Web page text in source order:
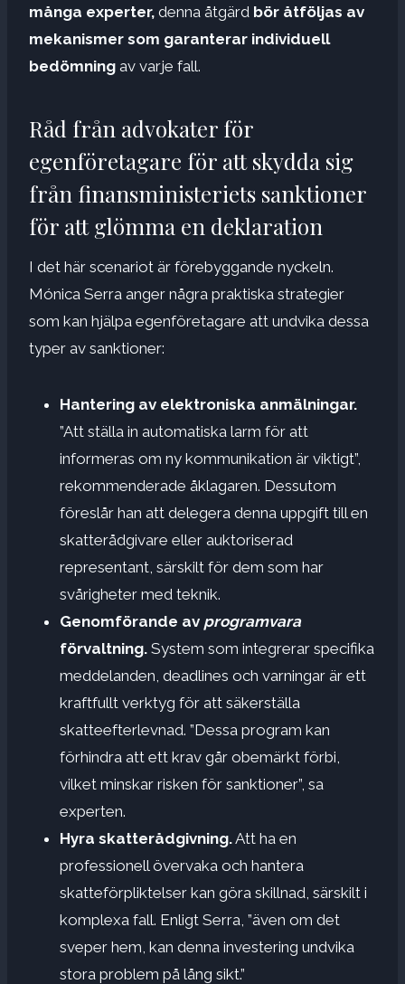
många experter, denna åtgärd bör åtföljas av
mekanismer som garanterar individuell
bedömning av varje fall.
Råd från advokater för
egenföretagare för att skydda sig
från finansministeriets sanktioner
för att glömma en deklaration
I det här scenariot är förebyggande nyckeln.
Mónica Serra anger några praktiska strategier
som kan hjälpa egenföretagare att undvika dessa
typer av sanktioner:
Hantering av elektroniska anmälningar.
”Att ställa in automatiska larm för att
informeras om ny kommunikation är viktigt”,
rekommenderade åklagaren. Dessutom
föreslår han att delegera denna uppgift till en
skatterådgivare eller auktoriserad
representant, särskilt för dem som har
svårigheter med teknik.
Genomförande av programvara
förvaltning. System som integrerar specifika
meddelanden, deadlines och varningar är ett
kraftfullt verktyg för att säkerställa
skatteefterlevnad. ”Dessa program kan
förhindra att ett krav går obemärkt förbi,
vilket minskar risken för sanktioner”, sa
experten.
Hyra skatterådgivning.Att ha en
professionell övervaka och hantera
skatteförpliktelser kan göra skillnad, särskilt i
komplexa fall. Enligt Serra, ”även om det
sveper hem, kan denna investering undvika
stora problem på lång sikt.”